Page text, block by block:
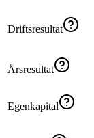
Driftsresultat
Årsresultat
Egenkapital